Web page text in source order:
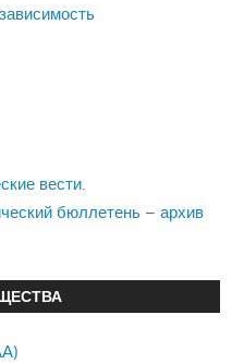
вести.
бюллетень – архив